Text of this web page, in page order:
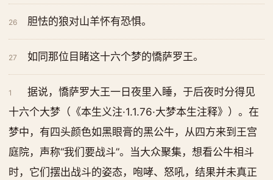
26 胆怯的狼对山羊怀有恐惧。
27 如同那位目睹这十六个梦的憍萨罗王。
1
据说，憍萨罗大王一日夜里入睡，于后夜时分得见
十六个大梦（《本生义注·1.1.76·大梦本生注释》）。在
梦中，有四头颜色如黑眼膏的黑公牛，从四方来到王宫
庭院，声称“我们要战斗”。当大众聚集，想看公牛相斗
时，它们摆出战斗的姿态，咆哮、怒吼，结果并未真正